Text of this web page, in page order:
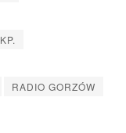
RADIO GORZÓW